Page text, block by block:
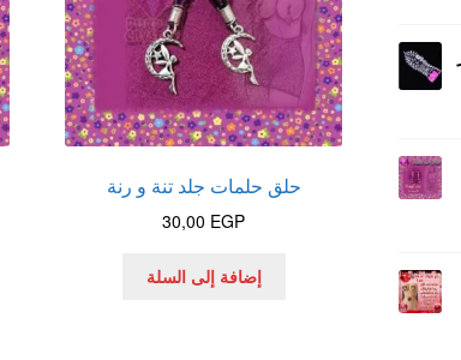
حلق حلمات جلد تنة و رنة
30,00 EGP
إضافة إلى السلة